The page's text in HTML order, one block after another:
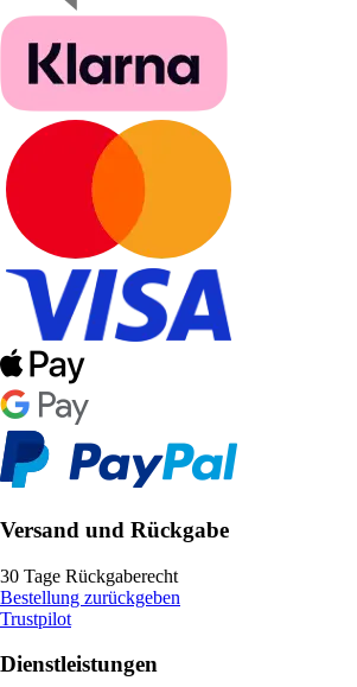
Versand und Rückgabe
30 Tage Rückgaberecht
Bestellung zurückgeben
Trustpilot
Dienstleistungen